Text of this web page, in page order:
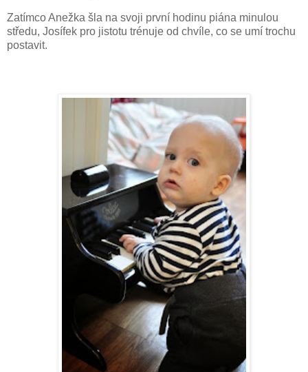
Zatímco Anežka šla na svoji první hodinu piána minulou
středu, Josífek pro jistotu trénuje od chvíle, co se umí trochu
postavit.